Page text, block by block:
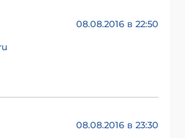
08.08.2016 в 22:50
08.08.2016 в 23:30